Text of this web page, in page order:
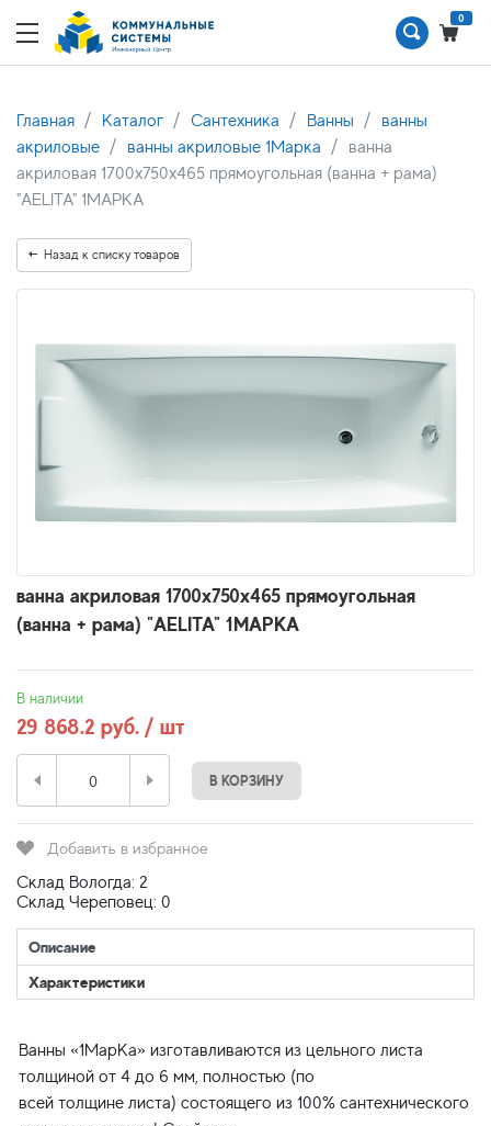
0
Главная Каталог Сантехника Ванны
ванны
акриловые
ванны акриловые 1Марка
ванна
акриловая 1700х750х465 прямоугольная (ванна + рама)
"AELITA" 1МАРКА
Назад к списку товаров
ванна акриловая 1700х750х465 прямоугольная
(ванна + рама) "AELITA" 1МАРКА
В наличии
29 868.2 руб. / шт
В КОРЗИНУ
Добавить в избранное
Склад Вологда: 2
Склад Череповец: 0
Описание
Характеристики
Ванны «1МарКа» изготавливаются из цельного листа
толщиной от 4 до 6 мм, полностью (по
всей толщине листа) состоящего из 100% сантехнического